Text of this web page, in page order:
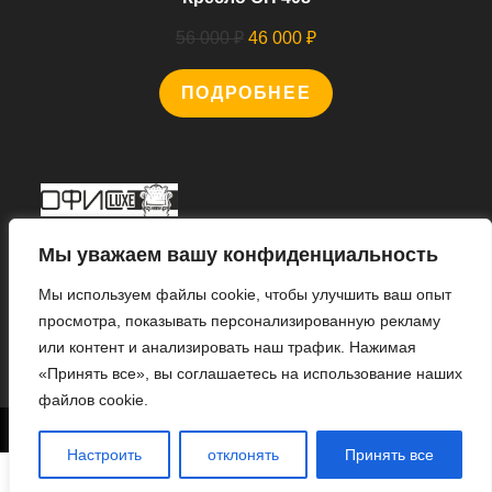
Мы уважаем вашу конфиденциальность
Мы используем файлы cookie, чтобы улучшить ваш опыт
просмотра, показывать персонализированную рекламу
или контент и анализировать наш трафик. Нажимая
«Принять все», вы соглашаетесь на использование наших
файлов cookie.
Настроить отклонять Принять все
56 000₽ Первоначальная
цена
составляла
46 000 ₽Текущая
46
ПОДРОБНЕЕ
Откроется
в
новой
© 2022 «ИНТЕРНЕТ МАГАЗИН «ОФИС ЛЮКС».